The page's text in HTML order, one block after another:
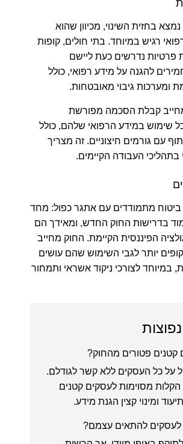
בחזית השינוי, מכיוון שהוא
רגיש במיוחד. בתי חולים, קופות
פרטיות נדרשים כעת ליישם
להגנה על מידע רפואי, כולל
ומערכות גיבוי מאובטחות.
קבלת הסכמה מפורשת
שימוש במידע הרפואי שלהם, כולל
עם גורמים חיצוניים. זה מצריך
בתהליכי העבודה הקיימים.
ביטוח מתמודדים עם אתגר כפול: מחד
בדרישות החוק החדש, ומאידך הם
הפיננסית הקיימת. החוק מחייב
יותר לגבי השימוש שהם עושים
במיוחד לצורכי ניקוד אשראי ותמחור
קטנים פטורים מהחוק?
על כל העסקים ללא קשר לגודלם.
מסוימות לעסקים קטנים
ומינוי קצין הגנת מידע.
לעסקים להתאים עצמם?